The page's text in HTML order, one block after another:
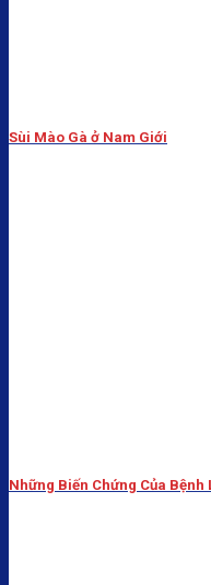
Sùi Mào Gà ở Nam Giới
Những Biến Chứng Của